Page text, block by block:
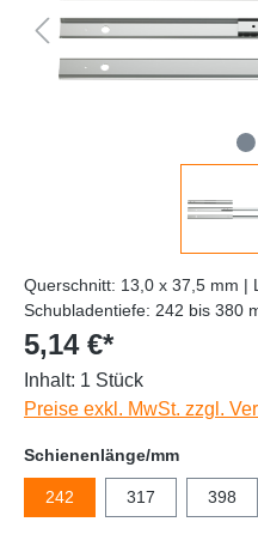
Querschnitt: 13,0 x 37,5 mm |
Schubladentiefe: 242 bis 380
5,14 €*
Inhalt: 1 Stück
Preise exkl. MwSt. zzgl.
Schienenlänge/mm
242 317 398